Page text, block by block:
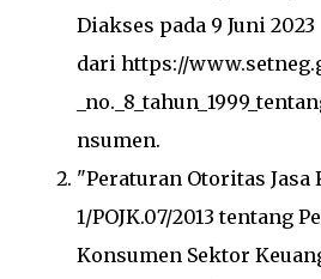
Diakses pada 9 Juni 2023
dari https://
nsumen.
"Peraturan Otoritas Jasa
1/POJK.07/2013 tentang
Konsumen Sektor